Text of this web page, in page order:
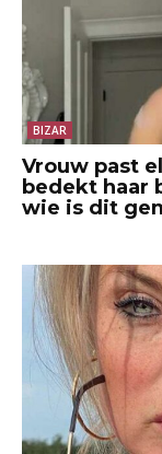
BIZAR
Vrouw past
bedekt haar
wie is dit